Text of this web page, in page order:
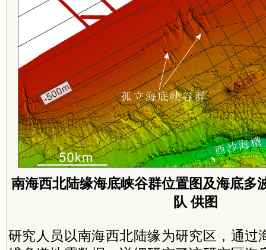
南海西北陆缘海底峡谷群位置图及海底多
队 供图
研究人员以南海西北陆缘为研究区，通过